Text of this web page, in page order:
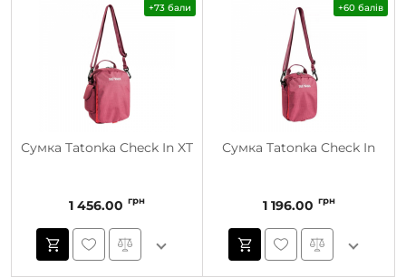
+73 бали
Сумка Tatonka Check In XT
1 456.00 грн
+60 балів
Сумка Tatonka Check In
1 196.00 грн